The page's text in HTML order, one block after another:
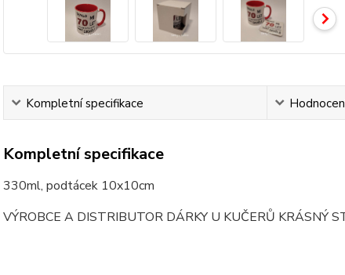
Kompletní specifikace
Kompletní specifikace
330ml, podtácek 10x10cm
VÝROBCE A DISTRIBUTOR DÁRKY U KUČERŮ KRÁSNÝ